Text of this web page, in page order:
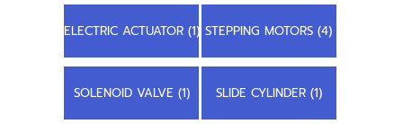
ELECTRIC ACTUATOR (1) STEPPING MOTORS (4)
SOLENOID VALVE (1) SLIDE CYLINDER (1)